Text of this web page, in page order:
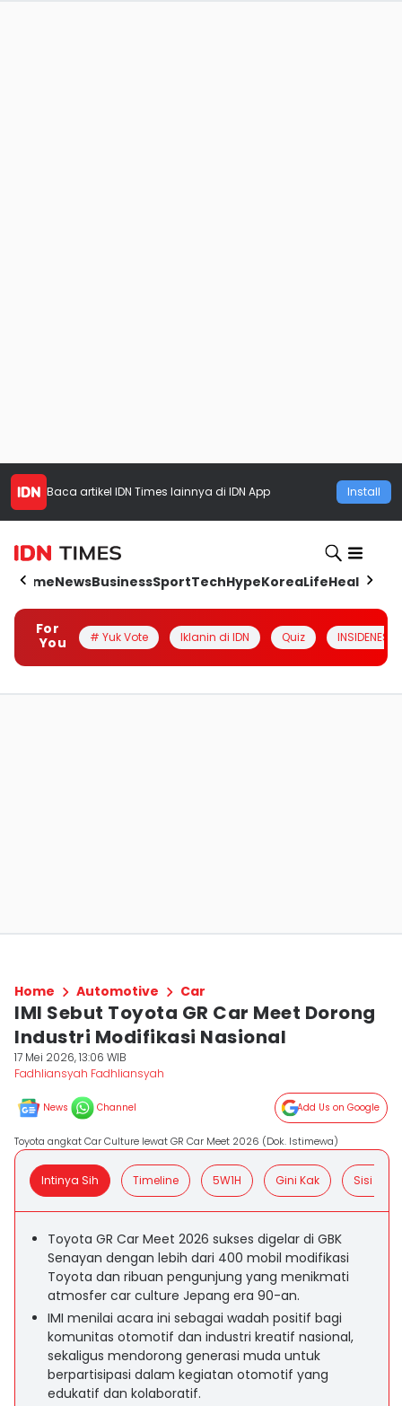
Baca artikel IDN Times lainnya di IDN App Install
HomeNewsBusinessSportTechHypeKoreaLifeHealth
For
You
# Yuk Vote Iklanin di IDN Quiz INSIDENESIA
Home Automotive Car
IMI Sebut Toyota GR Car Meet Dorong
Industri Modifikasi Nasional
17 Mei 2026, 13:06 WIB
Fadhliansyah Fadhliansyah
News Channel Add Us on Google
Toyota angkat Car Culture lewat GR Car Meet 2026 (Dok. Istimewa)
Intinya Sih Timeline 5W1H Gini Kak Sisi
Toyota GR Car Meet 2026 sukses digelar di GBK
Senayan dengan lebih dari 400 mobil modifikasi
Toyota dan ribuan pengunjung yang menikmati
atmosfer car culture Jepang era 90-an.
IMI menilai acara ini sebagai wadah positif bagi
komunitas otomotif dan industri kreatif nasional,
sekaligus mendorong generasi muda untuk
berpartisipasi dalam kegiatan otomotif yang
edukatif dan kolaboratif.